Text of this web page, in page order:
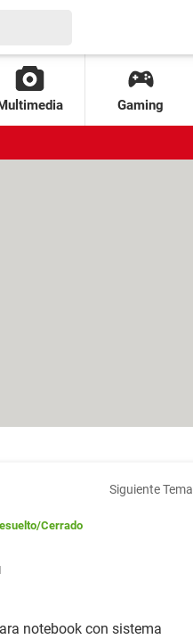
Gaming
Siguiente Tema
/Cerrado
notebook con sistema